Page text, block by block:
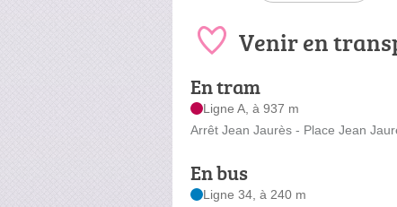
Venir en
En tram
Ligne A, à 937 m
Arrêt Jean Jaurès - Place Jean
En bus
Ligne 34, à 240 m